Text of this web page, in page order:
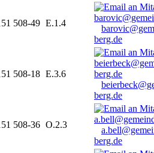
508-49 E.1.4
berg.de
508-18 E.3.6
berg.de
508-36 O.2.3
berg.de